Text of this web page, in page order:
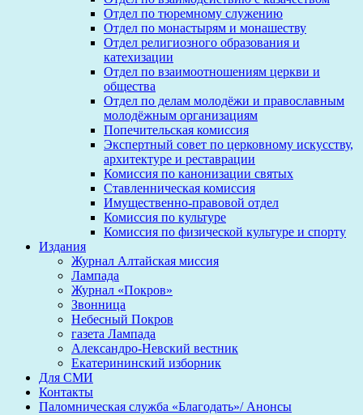
Отдел по тюремному служению
Отдел по монастырям и монашеству
Отдел религиозного образования и
катехизации
Отдел по взаимоотношениям церкви и
общества
Отдел по делам молодёжи и православным
молодёжным организациям
Попечительская комиссия
Экспертный совет по церковному искусству,
архитектуре и реставрации
Комиссия по канонизации святых
Ставленническая комиссия
Имущественно-правовой отдел
Комиссия по культуре
Комиссия по физической культуре и спорту
Издания
Журнал Алтайская миссия
Лампада
Журнал «Покров»
Звонница
Небесный Покров
газета Лампада
Александро-Невский вестник
Екатерининский изборник
Для СМИ
Контакты
Паломническая служба «Благодать»/ Анонсы